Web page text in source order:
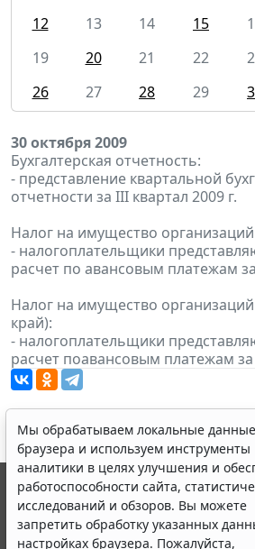
12
13 14 15
19
20 21 22
26
27 28 29
30 октября 2009
Бухгалтерская отчетность:
- представление квартальной
отчетности за III квартал 2009 г.
Налог на имущество
- налогоплательщики
расчет по авансовым платежам
Налог на имущество
край):
- налогоплательщики
расчет поавансовым платежам за
Мы обрабатываем локальные данные
браузера и используем инструменты
аналитики в целях улучшения и
работоспособности сайта,
исследований и обзоров. Вы можете
запретить обработку указанных
настройках браузера. Пожалуйста,
© ООО "НПП "ГАРАНТ-СЕРВИС", 2026.
выпускается с 1990 года. Компания
являются участниками Российской